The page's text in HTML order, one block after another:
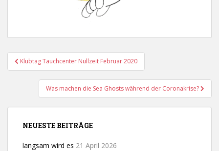
Beitragsnavigation
Klubtag Tauchcenter Nullzeit Februar 2020
Was machen die Sea Ghosts während der Coronakrise?
NEUESTE BEITRÄGE
langsam wird es 21 April 2026